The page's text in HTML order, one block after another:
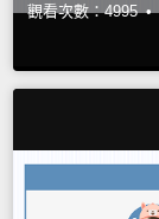
觀看次數：4995 •